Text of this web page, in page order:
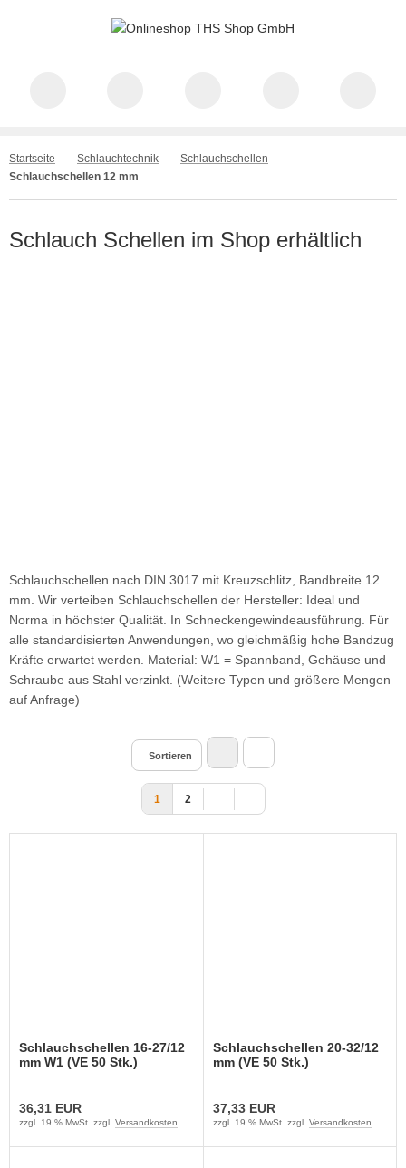
Startseite Schlauchtechnik
Schlauchschellen
Schlauchschellen 12 mm
Schlauch Schellen im Shop erhältlich
Schlauchschellen nach DIN 3017 mit Kreuzschlitz, Bandbreite 12
mm. Wir verteiben Schlauchschellen der Hersteller: Ideal und
Norma in höchster Qualität. In Schneckengewindeausführung. Für
alle standardisierten Anwendungen, wo gleichmäßig hohe Bandzug
Kräfte erwartet werden. Material: W1 = Spannband, Gehäuse und
Schraube aus Stahl verzinkt. (Weitere Typen und größere Mengen
auf Anfrage)
Sortieren
1 2
Schlauchschellen 16-27/12
mm W1 (VE 50 Stk.)
36,31 EUR
zzgl. 19 % MwSt. zzgl. Versandkosten
Schlauchschellen 20-32/12
mm (VE 50 Stk.)
37,33 EUR
zzgl. 19 % MwSt. zzgl. Versandkosten